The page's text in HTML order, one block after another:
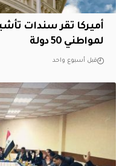
لمواطني 50 دولة
قبل أسبوع واحد